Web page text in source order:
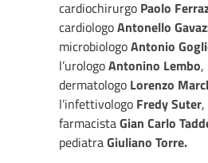
cardiochirurgo Paolo
cardiologoAntonello
microbiologoAntonio
l’urologoAntonino Lembo,
dermatologo Lorenzo
l’infettivologo Fredy Suter,
farmacistaGian Carlo
pediatraGiuliano Torre.